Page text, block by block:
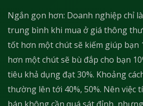
Ngắn gọn hơn: Doanh nghiệp chỉ
trung bình khi mua ở giá thông
tốt hơn một chút sẽ kiếm giúp bạn
hơn một chút sẽ bù đắp cho bạn
tiêu khả dụng đạt 30%. Khoảng
thường lên tới 40%, 50%. Nên việc